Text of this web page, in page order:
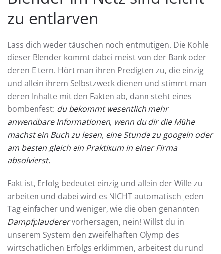
zu entlarven
Lass dich weder täuschen noch entmutigen. Die Kohle
dieser Blender kommt dabei meist von der Bank oder
deren Eltern. Hört man ihren Predigten zu, die einzig
und allein ihrem Selbstzweck dienen und stimmt man
deren Inhalte mit den Fakten ab, dann steht eines
bombenfest: du bekommt wesentlich mehr
anwendbare Informationen, wenn du dir die Mühe
machst ein Buch zu lesen, eine Stunde zu googeln oder
am besten gleich ein Praktikum in einer Firma
absolvierst.
Fakt ist, Erfolg bedeutet einzig und allein der Wille zu
arbeiten und dabei wird es NICHT automatisch jeden
Tag einfacher und weniger, wie die oben genannten
Dampfplauderervorhersagen, nein! Willst du in
unserem System den zweifelhaften Olymp des
wirtschatlichen Erfolgs erklimmen, arbeitest du rund